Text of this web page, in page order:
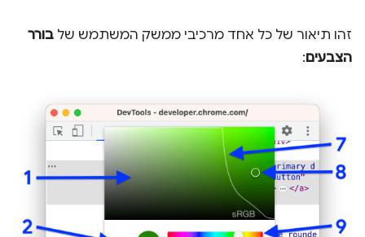
זהו תיאור של כל אחד מרכיבי ממשק המשתמש של בורר
הצבעים: